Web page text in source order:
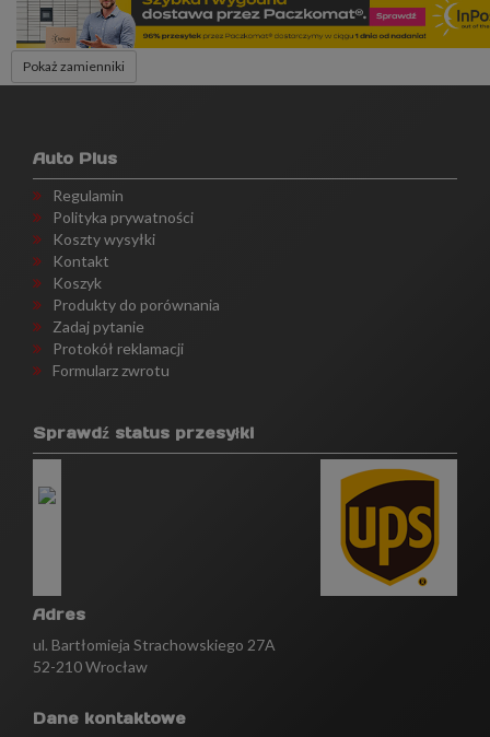
Pokaż zamienniki
Auto Plus
Regulamin
Polityka prywatności
Koszty wysyłki
Kontakt
Koszyk
Produkty do porównania
Zadaj pytanie
Protokół reklamacji
Formularz zwrotu
Sprawdź status przesyłki
Adres
ul. Bartłomieja Strachowskiego 27A
52-210 Wrocław
Dane kontaktowe